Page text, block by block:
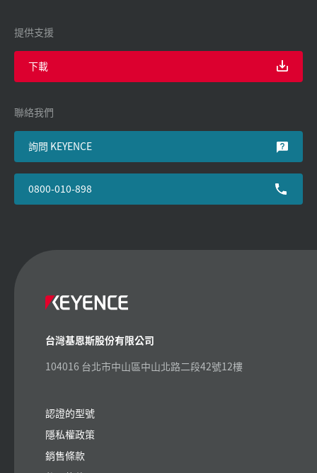
提供支援
下載
聯絡我們
詢問 KEYENCE
0800-010-898
台灣基恩斯股份有限公司
104016 台北市中山區中山北路二段42號12樓
認證的型號
隱私權政策
銷售條款